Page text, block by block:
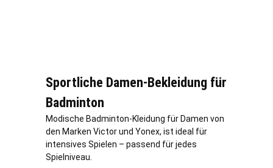
Sportliche Damen-Bekleidung für
Badminton
Modische Badminton-Kleidung für Damen von
den Marken Victor und Yonex, ist ideal für
intensives Spielen – passend für jedes
Spielniveau.